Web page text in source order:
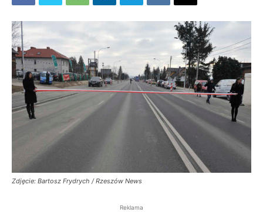
Zdjęcie: Bartosz Frydrych / Rzeszów News
Reklama